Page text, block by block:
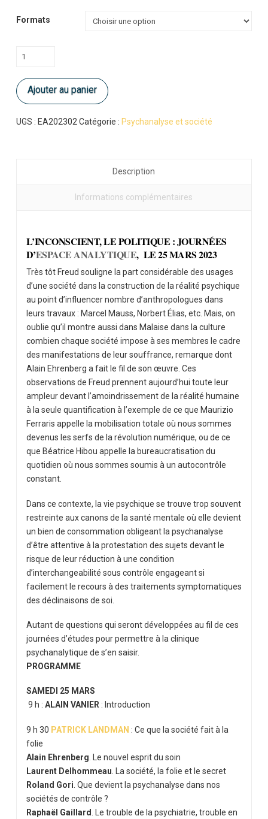
Formats
quantité
L'inconscient,
le
politique-
conférences
Ajouter au panier
UGS : EA202302Catégorie : Psychanalyse et société
Description
Informations complémentaires
L’INCONSCIENT, LE POLITIQUE : JOURNÉES
D’ESPACE ANALYTIQUE, LE 25 MARS 2023
Très tôt Freud souligne la part considérable des usages
d’une société dans la construction de la réalité psychique
au point d’influencer nombre d’anthropologues dans
leurs travaux : Marcel Mauss, Norbert Élias, etc. Mais, on
oublie qu’il montre aussi dans Malaise dans la culture
combien chaque société impose à ses membres le cadre
des manifestations de leur souffrance, remarque dont
Alain Ehrenberg a fait le fil de son œuvre. Ces
observations de Freud prennent aujourd’hui toute leur
ampleur devant l’amoindrissement de la réalité humaine
à la seule quantification à l’exemple de ce que Maurizio
Ferraris appelle la mobilisation totale où nous sommes
devenus les serfs de la révolution numérique, ou de ce
que Béatrice Hibou appelle la bureaucratisation du
quotidien où nous sommes soumis à un autocontrôle
constant.
Dans ce contexte, la vie psychique se trouve trop souvent
restreinte aux canons de la santé mentale où elle devient
un bien de consommation obligeant la psychanalyse
d’être attentive à la protestation des sujets devant le
risque de leur réduction à une condition
d’interchangeabilité sous contrôle engageant si
facilement le recours à des traitements symptomatiques
des déclinaisons de soi.
Autant de questions qui seront développées au fil de ces
journées d’études pour permettre à la clinique
psychanalytique de s’en saisir.
PROGRAMME
SAMEDI 25 MARS
9 h : ALAIN VANIER: Introduction
9 h 30 PATRICK LANDMAN : Ce que la société fait à la
folie
Alain Ehrenberg
Le nouvel esprit du soin
Laurent Delhommeau
La société, la folie et le secret
Roland Gori Que devient la psychanalyse dans nos
sociétés de contrôle ?
Raphaël Gaillard
Le trouble de la psychiatrie, trouble en